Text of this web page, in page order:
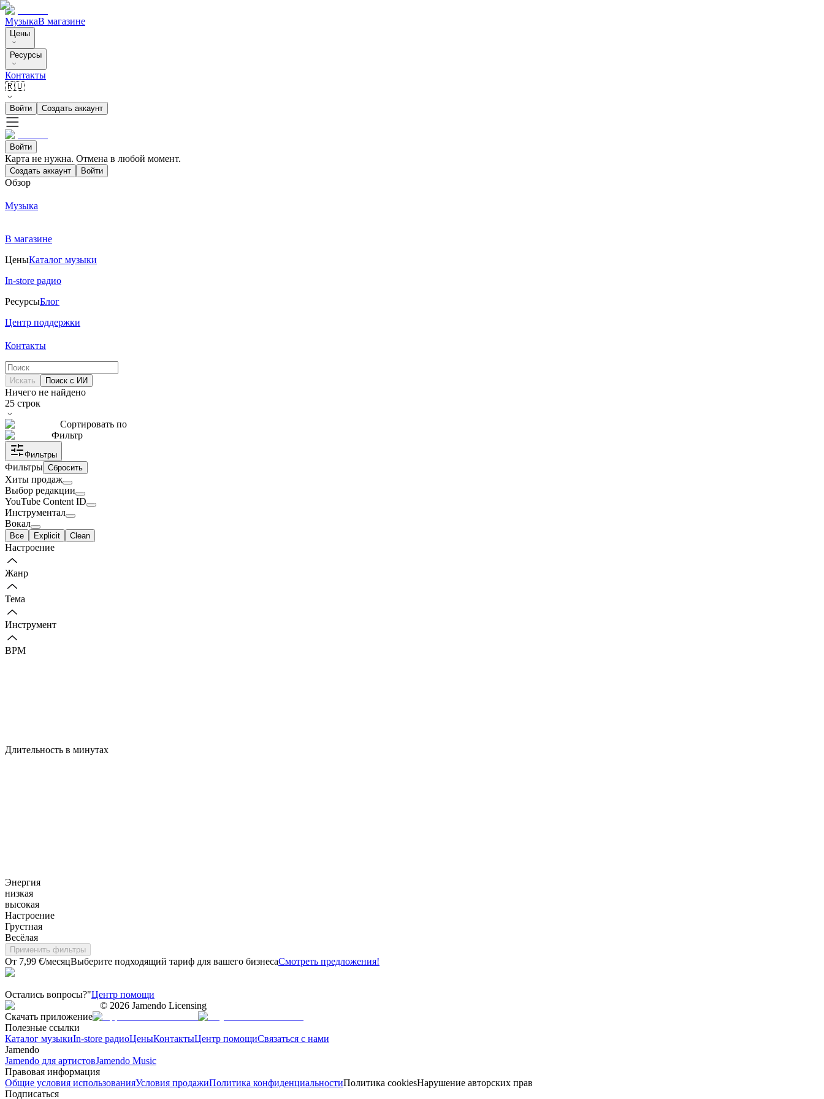
МузыкаВ магазине
Цены
Ресурсы
Контакты
🇷🇺
Войти Создать аккаунт
Войти
Карта не нужна. Отмена в любой момент.
Создать аккаунт Войти
Обзор
Музыка
В магазине
ЦеныКаталог музыки
In-store радио
РесурсыБлог
Центр поддержки
Контакты
Искать Поиск с ИИ
Ничего не найдено
25 строк
Сортировать по
Фильтр
Фильтры
Фильтры Сбросить
Хиты продаж
Выбор редакции
YouTube Content ID
Инструментал
Вокал
Все Explicit Clean
Настроение
Жанр
Тема
Инструмент
BPM
Длительность в минутах
Энергия
низкая
высокая
Настроение
Грустная
Весёлая
Применить фильтры
От 7,99 €/месяцВыберите подходящий тариф для вашего бизнесаСмотреть предложения!
Остались вопросы?"Центр помощи
© 2026 Jamendo Licensing
Скачать приложение
Полезные ссылки
Каталог музыкиIn-store радиоЦеныКонтактыЦентр помощиСвязаться с нами
Jamendo
Jamendo для артистовJamendo Music
Правовая информация
Общие условия использованияУсловия продажиПолитика конфиденциальностиПолитика cookiesНарушение авторских прав
Подписаться